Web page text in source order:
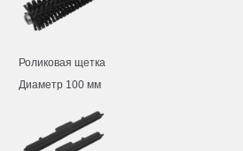
Роликовая щетка
Диаметр 100 мм